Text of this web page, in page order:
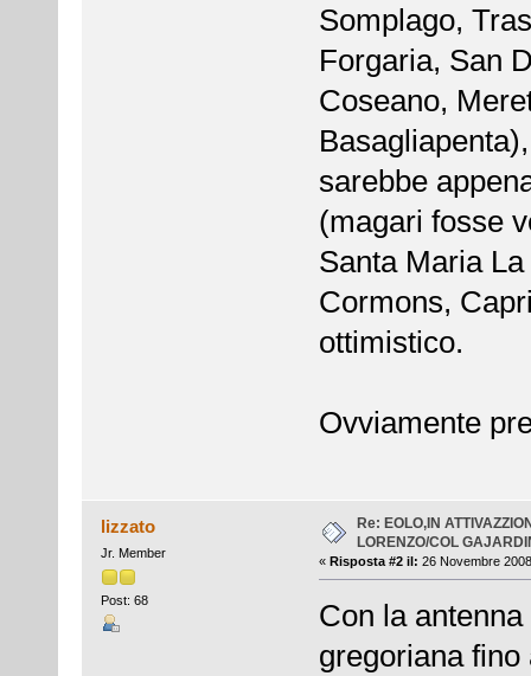
Somplago,
Forgaria, San
Coseano,
sarebbe
(magari fosse
Santa Maria
Cormons,
ottimistico.
Ovviamente
lizzato
Jr. Member
Post: 68
Re: EOLO,IN
LORENZO/COL
« Risposta #2 il: 26 Novembre
Con la
gregoriana